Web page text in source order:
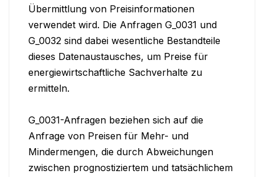
Übermittlung von Preisinformationen
verwendet wird. Die Anfragen G_0031 und
G_0032 sind dabei wesentliche Bestandteile
dieses Datenaustausches, um Preise für
energiewirtschaftliche Sachverhalte zu
ermitteln.
G_0031-Anfragen beziehen sich auf die
Anfrage von Preisen für Mehr- und
Mindermengen, die durch Abweichungen
zwischen prognostiziertem und tatsächlichem